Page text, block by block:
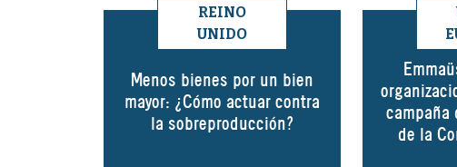
REINO
UNIDO
Menos bienes por un bien
mayor: ¿Cómo actuar contra
la sobreproducción?
campaña
de la